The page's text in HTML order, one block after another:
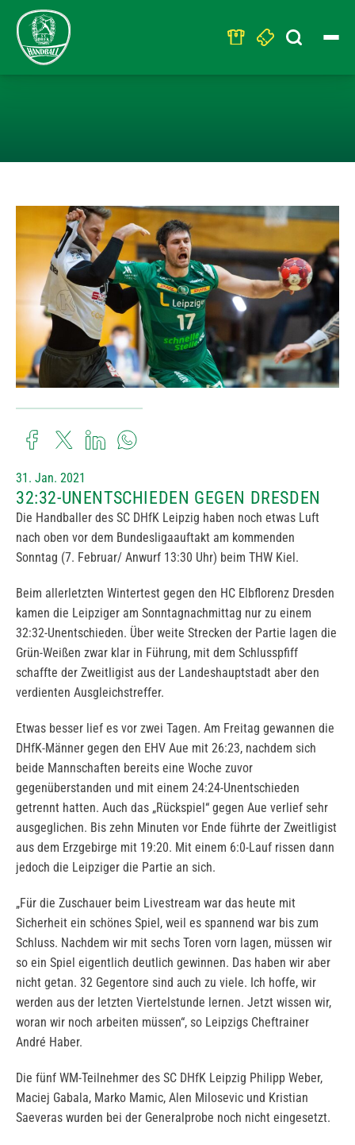
Search
for:
31. Jan. 2021
32:32-UNENTSCHIEDEN GEGEN DRESDEN
Die Handballer des SC DHfK Leipzig haben noch etwas Luft
nach oben vor dem Bundesligaauftakt am kommenden
Sonntag (7. Februar/ Anwurf 13:30 Uhr) beim THW Kiel.
Beim allerletzten Wintertest gegen den HC Elbflorenz Dresden
kamen die Leipziger am Sonntagnachmittag nur zu einem
32:32-Unentschieden. Über weite Strecken der Partie lagen die
Grün-Weißen zwar klar in Führung, mit dem Schlusspfiff
schaffte der Zweitligist aus der Landeshauptstadt aber den
verdienten Ausgleichstreffer.
Etwas besser lief es vor zwei Tagen. Am Freitag gewannen die
DHfK-Männer gegen den EHV Aue mit 26:23, nachdem sich
beide Mannschaften bereits eine Woche zuvor
gegenüberstanden und mit einem 24:24-Unentschieden
getrennt hatten. Auch das „Rückspiel“ gegen Aue verlief sehr
ausgeglichen. Bis zehn Minuten vor Ende führte der Zweitligist
aus dem Erzgebirge mit 19:20. Mit einem 6:0-Lauf rissen dann
jedoch die Leipziger die Partie an sich.
„Für die Zuschauer beim Livestream war das heute mit
Sicherheit ein schönes Spiel, weil es spannend war bis zum
Schluss. Nachdem wir mit sechs Toren vorn lagen, müssen wir
so ein Spiel eigentlich deutlich gewinnen. Das haben wir aber
nicht getan. 32 Gegentore sind auch zu viele. Ich hoffe, wir
werden aus der letzten Viertelstunde lernen. Jetzt wissen wir,
woran wir noch arbeiten müssen“, so Leipzigs Cheftrainer
André Haber.
Die fünf WM-Teilnehmer des SC DHfK Leipzig Philipp Weber,
Maciej Gabala, Marko Mamic, Alen Milosevic und Kristian
Saeveras wurden bei der Generalprobe noch nicht eingesetzt.